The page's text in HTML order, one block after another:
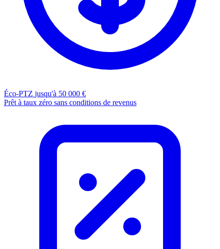
Éco-PTZ jusqu'à 50 000 €
Prêt à taux zéro sans conditions de revenus